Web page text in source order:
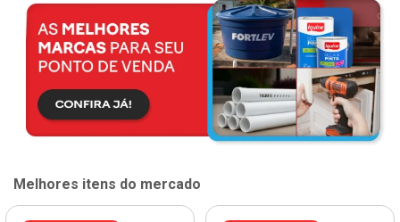
Melhores itens do mercado